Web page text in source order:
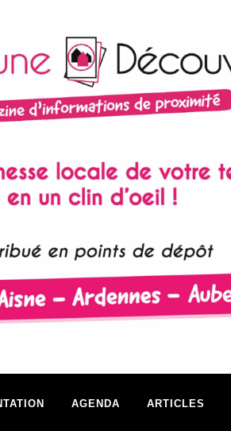
AGENDA ARTICLES